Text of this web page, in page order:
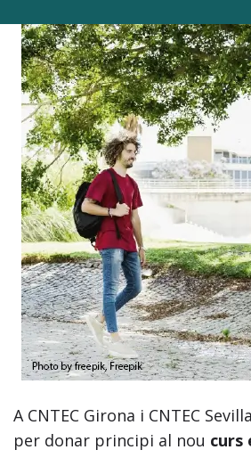
A CNTEC Girona i CNTEC
per donar principi al nou curs